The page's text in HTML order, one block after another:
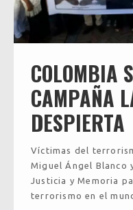
COLOMBIA
CAMPAÑA
DESPIERTA
Víctimas del
Miguel Ángel Blanco
Justicia y Memoria
terrorismo en el